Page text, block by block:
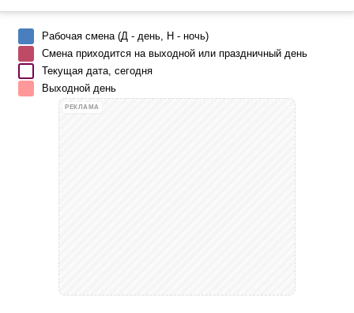
Рабочая смена (Д - день, Н - ночь)
Смена приходится на выходной или праздничный день
Текущая дата, сегодня
Выходной день
РЕКЛАМА